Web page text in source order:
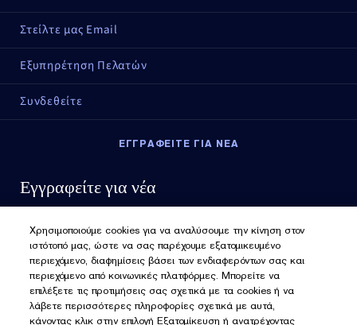
Στείλτε μας Email
Εξυπηρέτηση Πελατών
Συνδεθείτε
ΕΓΓΡΑΦΕΙΤΕ ΓΙΑ ΝΕΑ
Εγγραφείτε για νέα
Χρησιμοποιούμε cookies για να αναλύσουμε την κίνηση στον
ιστότοπό μας, ώστε να σας παρέχουμε εξατομικευμένο
περιεχόμενο, διαφημίσεις βάσει των ενδιαφερόντων σας και
περιεχόμενο από κοινωνικές πλατφόρμες. Μπορείτε να
επιλέξετε τις προτιμήσεις σας σχετικά με τα cookies ή να
λάβετε περισσότερες πληροφορίες σχετικά με αυτά,
κάνοντας κλικ στην επιλογή Εξατομίκευση ή ανατρέχοντας